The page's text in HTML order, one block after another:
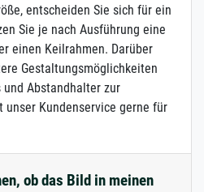
entscheiden Sie sich für ein
Sie je nach Ausführung eine
einen Keilrahmen. Darüber
Gestaltungsmöglichkeiten
Abstandhalter zur
unser Kundenservice gerne für
ob das Bild in meinen